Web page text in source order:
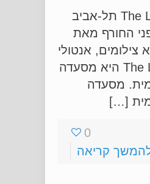
מסעדת The Local תל-אביב
החורף מאת
צילומים, אנטולי
מיכאלו The Local היא מסעדה
מסעדה
[…]
0
קריאה